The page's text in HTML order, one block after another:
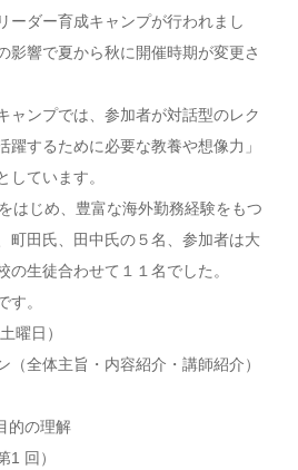
ーダー育成キャンプが行われまし
影響で夏から秋に開催時期が変更さ
ャンプでは、参加者が対話型のレク
躍するために必要な教養や想像力」
しています。
はじめ、豊富な海外勤務経験をもつ
町田氏、田中氏の５名、参加者は大
の生徒合わせて１１名でした。
す。
曜日）
（全体主旨・内容紹介・講師紹介）
的の理解
1 回）